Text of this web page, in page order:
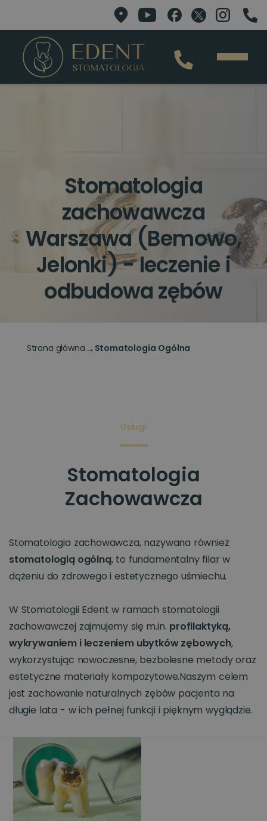
Stomatologia
zachowawcza
Warszawa (Bemowo,
Jelonki) - leczenie i
odbudowa zębów
Strona główna → Stomatologia Ogólna
Usługi
Stomatologia
Zachowawcza
Stomatologia zachowawcza, nazywana również
stomatologią ogólną, to fundamentalny filar w
dążeniu do zdrowego i estetycznego uśmiechu.
W Stomatologii Edent w ramach stomatologii
zachowawczej zajmujemy się m.in. profilaktyką,
wykrywaniem i leczeniem ubytków zębowych,
wykorzystując nowoczesne, bezbolesne metody oraz
estetyczne materiały kompozytowe.Naszym celem
jest zachowanie naturalnych zębów pacjenta na
długie lata - w ich pełnej funkcji i pięknym wyglądzie.